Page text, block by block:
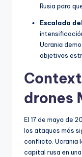
Rusia para
Escalada
Ucrania
objetivos
drones
El 17 de mayo de
los ataques más
conflicto. Ucrania
capital rusa en